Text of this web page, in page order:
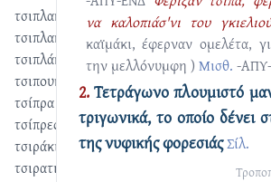
τσιπλακιάζω
τσιπλακλαντίζω
τσιπλάκος
τσιπουκάν
τσίπρα
τσίπρες
τσιράκι
τσιρατιώνα
να καλοπιάσ'νι του
καϊμάκι, έφερναν ομελέτα,
την μελλόνυμφη ) Μισθ. -
2.Τετράγωνο πλουμιστό
τριγωνικά, το οποίο δένει
της νυφικής φορεσιάςΣίλ.